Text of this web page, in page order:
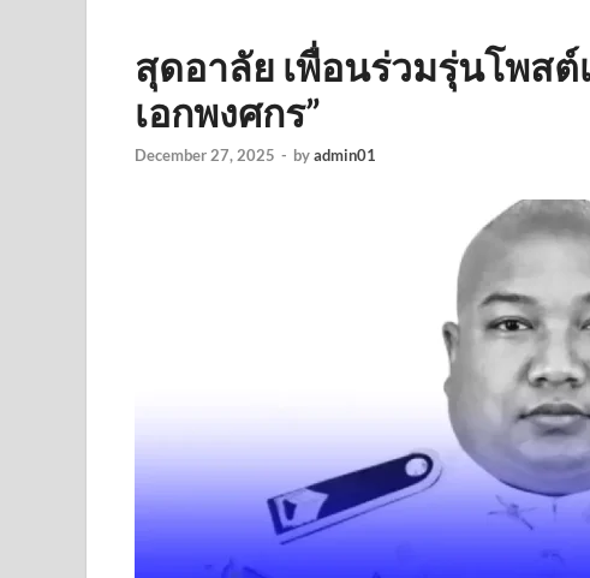
สุดอาลัย เพื่อนร่วมรุ่นโพสต์
เอกพงศกร”
December 27, 2025 - byadmin01